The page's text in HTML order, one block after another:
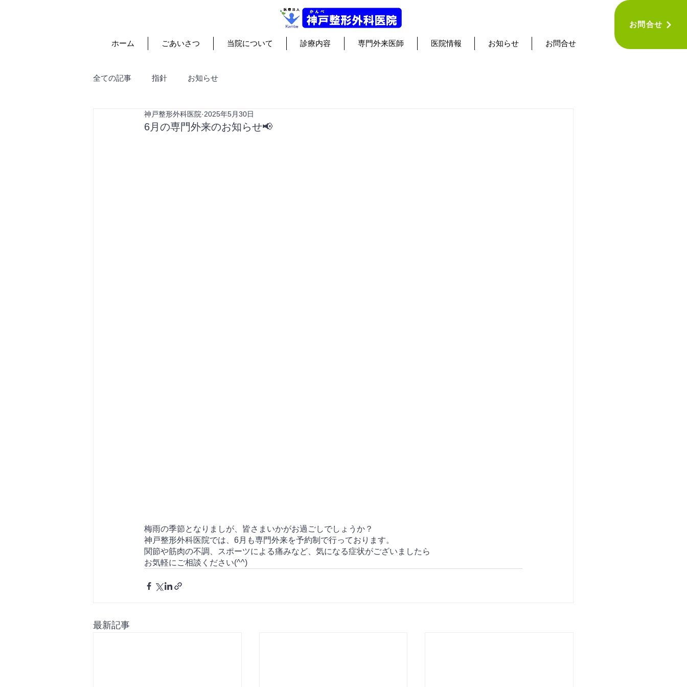
お問合せ
ホーム ごあいさつ 当院について 診療内容 専門外来医師 医院情報 お知らせ お問合せ
全ての記事 指針 お知らせ
6月の専門外来のお知らせ📢
神戸整形外科医院 2025年5月30日
梅雨の季節となりましが、皆さまいかがお過ごしでしょうか？
神戸整形外科医院では、6月も専門外来を予約制で行っております。
関節や筋肉の不調、スポーツによる痛みなど、気になる症状がございましたら
お気軽にご相談ください(^^)
最新記事